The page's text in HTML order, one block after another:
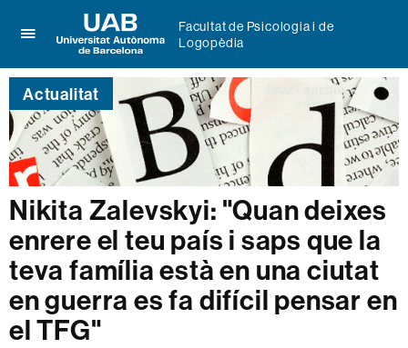
per
desplegar
el
menú
de
Facultat
de
Psicologia
de
Logopèdia
Universitat
Autònoma
de
Barcelona
Facultat de Psicologia i de
Logopèdia
Actualitat
Nikita Zalevskyi: "Quan deixes
enrere el teu país i saps que la
teva família està en una ciutat
en guerra es fa difícil pensar en
el TFG"